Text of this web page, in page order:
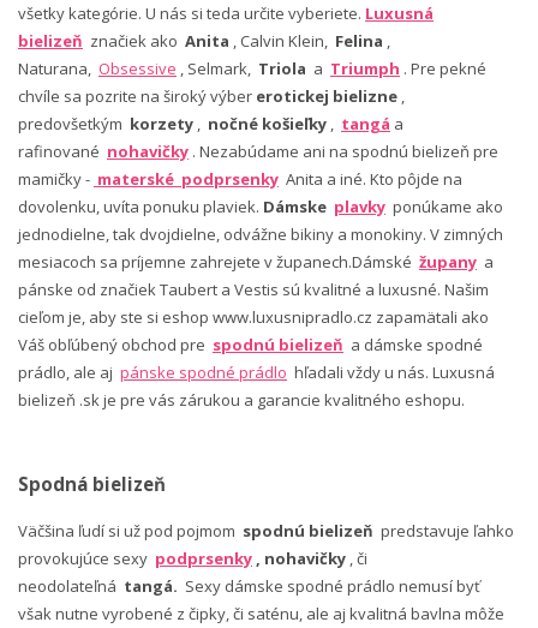
všetky kategórie. U nás si teda určite vyberiete. Luxusná
bielizeň značiek ako Anita , Calvin Klein, Felina
Naturana, Obsessive , Selmark, Triola a Triumph . Pre pekné
chvíle sa pozrite na široký výber erotickej bielizne
predovšetkým korzety nočné košieľky tangá a
rafinované nohavičky . Nezabúdame ani na spodnú bielizeň pre
mamičky - materské podprsenky Anita a iné. Kto pôjde na
dovolenku, uvíta ponuku plaviek. Dámske plavky ponúkame ako
jednodielne, tak dvojdielne, odvážne bikiny a monokiny. V zimných
mesiacoch sa príjemne zahrejete v županech.Dámské župany a
pánske od značiek Taubert a Vestis sú kvalitné a luxusné. Našim
cieľom je, aby ste si eshop www.luxusnipradlo.cz zapamätali ako
Váš obľúbený obchod pre spodnú bielizeň a dámske spodné
prádlo, ale aj pánske spodné prádlo hľadali vždy u nás. Luxusná
bielizeň .sk je pre vás zárukou a garancie kvalitného eshopu.
Spodná bielizeň
Väčšina ľudí si už pod pojmom spodnú bielizeň predstavuje ľahko
provokujúce sexy podprsenky , nohavičky , či
neodolateľná tangá. Sexy dámske spodné prádlo nemusí byť
však nutne vyrobené z čipky, či saténu, ale aj kvalitná bavlna môže